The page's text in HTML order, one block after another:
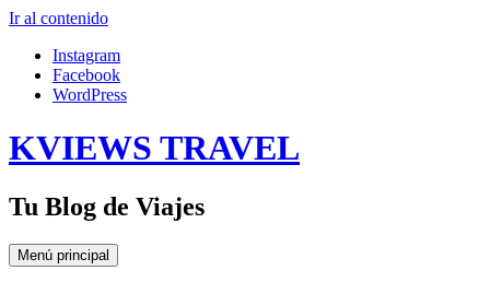
Ir al contenido
Instagram
Facebook
WordPress
KVIEWS TRAVEL
Tu Blog de Viajes
Menú principal